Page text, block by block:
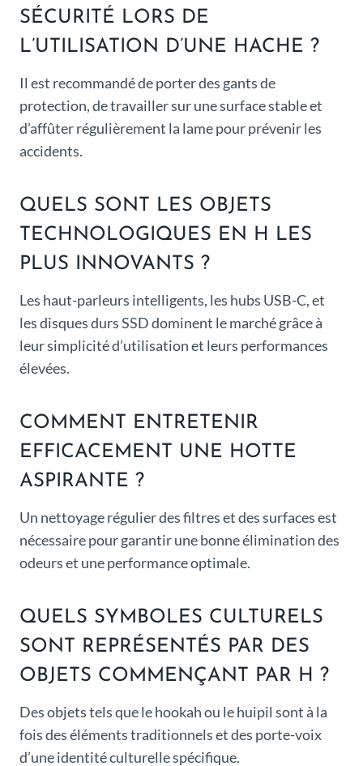
SÉCURITÉ LORS DE
L’UTILISATION D’UNE HACHE ?
Il est recommandé de porter des gants de
protection, de travailler sur une surface stable et
d’affûter régulièrement la lame pour prévenir les
accidents.
QUELS SONT LES OBJETS
TECHNOLOGIQUES EN H LES
PLUS INNOVANTS ?
Les haut-parleurs intelligents, les hubs USB-C, et
les disques durs SSD dominent le marché grâce à
leur simplicité d’utilisation et leurs performances
élevées.
COMMENT ENTRETENIR
EFFICACEMENT UNE HOTTE
ASPIRANTE ?
Un nettoyage régulier des filtres et des surfaces est
nécessaire pour garantir une bonne élimination des
odeurs et une performance optimale.
QUELS SYMBOLES CULTURELS
SONT REPRÉSENTÉS PAR DES
OBJETS COMMENÇANT PAR H ?
Des objets tels que le hookah ou le huipil sont à la
fois des éléments traditionnels et des porte-voix
d’une identité culturelle spécifique.